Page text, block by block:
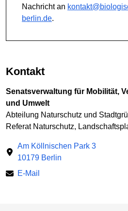
Nachricht an
berlin.de.
Kontakt
Senatsverwaltung für Mobilität,
und Umwelt
Abteilung Naturschutz und
Referat Naturschutz,
Am Köllnischen Park 3
10179 Berlin
E-Mail